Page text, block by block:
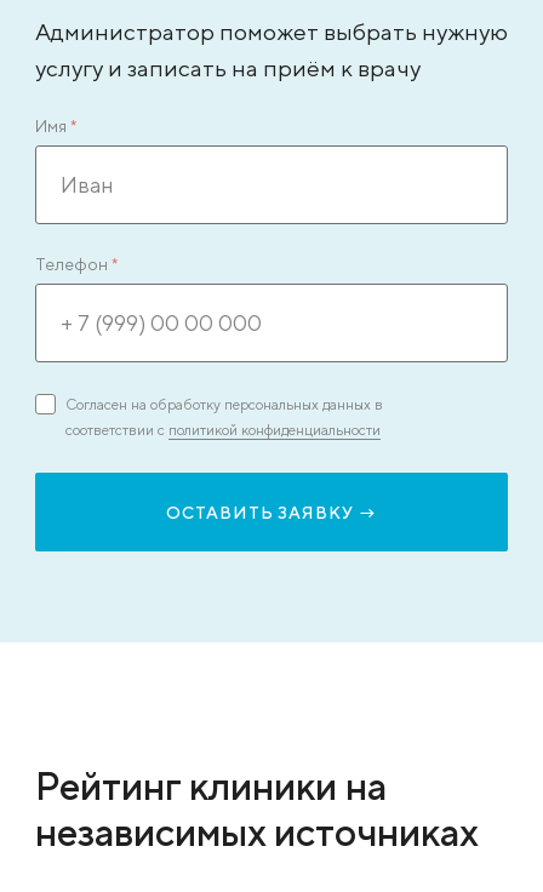
Администратор поможет выбрать нужную
услугу и записать на приём к врачу
Имя *
Телефон *
Согласен на обработку персональных данных в
соответствии с политикой конфиденциальности
Рейтинг клиники на
независимых источниках